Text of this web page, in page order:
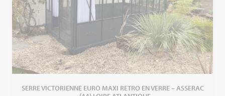
SERRE VICTORIENNE EURO MAXI RETRO EN VERRE – ASSERAC